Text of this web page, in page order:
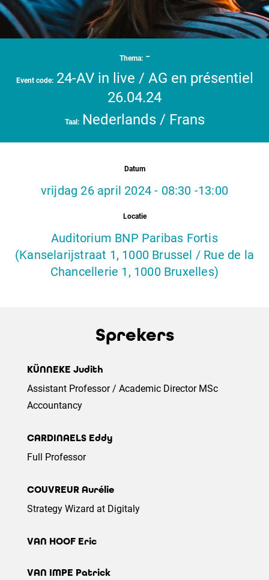
Thema: -
Event code: 24-AV in live / AG en présentiel
26.04.24
Taal: Nederlands / Frans
Datum
vrijdag 26 april 2024 - 08:30 -13:00
Locatie
Auditorium BNP Paribas Fortis
(Kanselarijstraat 1, 1000 Brussel / Rue de la
Chancellerie 1, 1000 Bruxelles)
Sprekers
KÜNNEKE Judith
Assistant Professor / Academic Director MSc
Accountancy
CARDINAELS Eddy
Full Professor
COUVREUR Aurélie
Strategy Wizard at Digitaly
VAN HOOF Eric
VAN IMPE Patrick